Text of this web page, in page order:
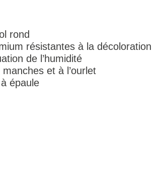
rond
résistantes à la décoloration
de l’humidité
et à l’ourlet
épaule